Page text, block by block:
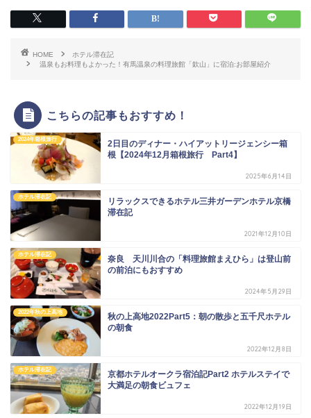
HOME
ホテル滞在記
温泉もお料理もよかった！有馬温泉の料理旅館「欽山」に宿泊:お部屋紹介
こちらの記事もおすすめ！
2024年箱根旅行
2日目のディナー・ハイアットリージェンシー箱
根【2024年12月箱根旅行 Part4】
2025年6月14日
ホテル滞在記
リラックスできるホテル三井ガーデンホテル京橋
滞在記
2021年12月10日
ホテル滞在記
奈良 天川川合の「料理旅館まえひら」は登山前
の前泊にもおすすめ
2024年5月29日
2022年秋の上高地
秋の上高地2022Part5：朝の散歩と五千尺ホテル
の朝食
2022年12月8日
ホテル滞在記
京都ホテルオークラ宿泊記Part2 ホテルステイで
大満足の朝食ビュフェ
2022年12月19日